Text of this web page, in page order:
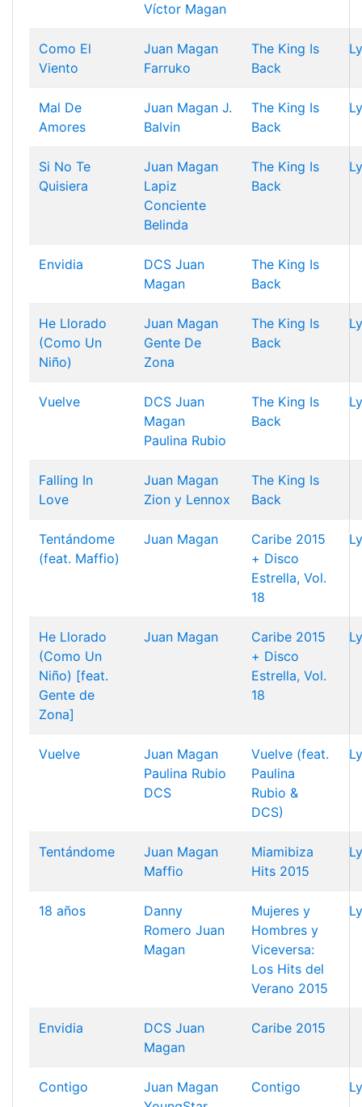
Víctor Magan
Como El
Viento
Juan Magan
Farruko
The King Is
Back
Mal De
Amores
Juan Magan J.
Balvin
The King Is
Back
Si No Te
Quisiera
Juan Magan
Lapiz
Conciente
Belinda
The King Is
Back
Envidia DCS Juan
Magan
The King Is
Back
He Llorado
(Como Un
Niño)
Juan Magan
Gente De
Zona
The King Is
Back
Vuelve DCS Juan
Magan
Paulina Rubio
The King Is
Back
Falling In
Love
Juan Magan
Zion y Lennox
The King Is
Back
Tentándome
(feat. Maffio)
Juan Magan
Caribe 2015
+ Disco
Estrella, Vol.
18
He Llorado
(Como Un
Niño) [feat.
Gente de
Zona]
Juan Magan
Caribe 2015
+ Disco
Estrella, Vol.
18
Vuelve
Juan Magan
Paulina Rubio
DCS
Vuelve (feat.
Paulina
Rubio &
DCS)
Tentándome
Juan Magan
Maffio
Miamibiza
Hits 2015
18 años
Danny
Romero Juan
Magan
Mujeres y
Hombres y
Viceversa:
Los Hits del
Verano 2015
Envidia DCS Juan
Magan
Caribe 2015
Contigo
Juan Magan
Contigo